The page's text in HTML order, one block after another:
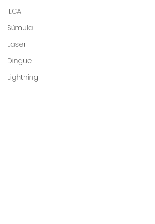
ILCA
Súmula
Laser
Dingue
Lightning